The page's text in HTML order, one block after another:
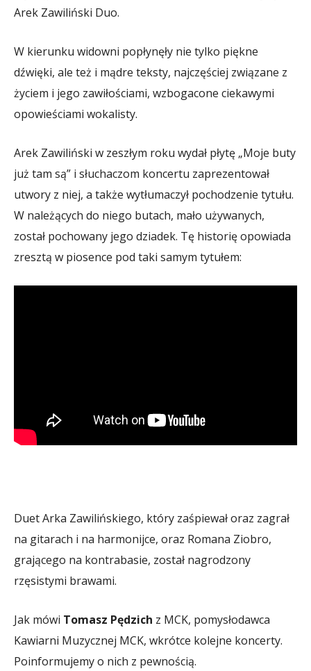
Arek Zawiliński Duo.
W kierunku widowni popłynęły nie tylko piękne
dźwięki, ale też i mądre teksty, najczęściej związane z
życiem i jego zawiłościami, wzbogacone ciekawymi
opowieściami wokalisty.
Arek Zawiliński w zeszłym roku wydał płytę „Moje buty
już tam są” i słuchaczom koncertu zaprezentował
utwory z niej, a także wytłumaczył pochodzenie tytułu.
W należących do niego butach, mało używanych,
został pochowany jego dziadek. Tę historię opowiada
zresztą w piosence pod taki samym tytułem:
Duet Arka Zawilińskiego, który zaśpiewał oraz zagrał
na gitarach i na harmonijce, oraz Romana Ziobro,
grającego na kontrabasie, został nagrodzony
rzęsistymi brawami.
Jak mówi Tomasz Pędzich z MCK, pomysłodawca
Kawiarni Muzycznej MCK, wkrótce kolejne koncerty.
Poinformujemy o nich z pewnością.